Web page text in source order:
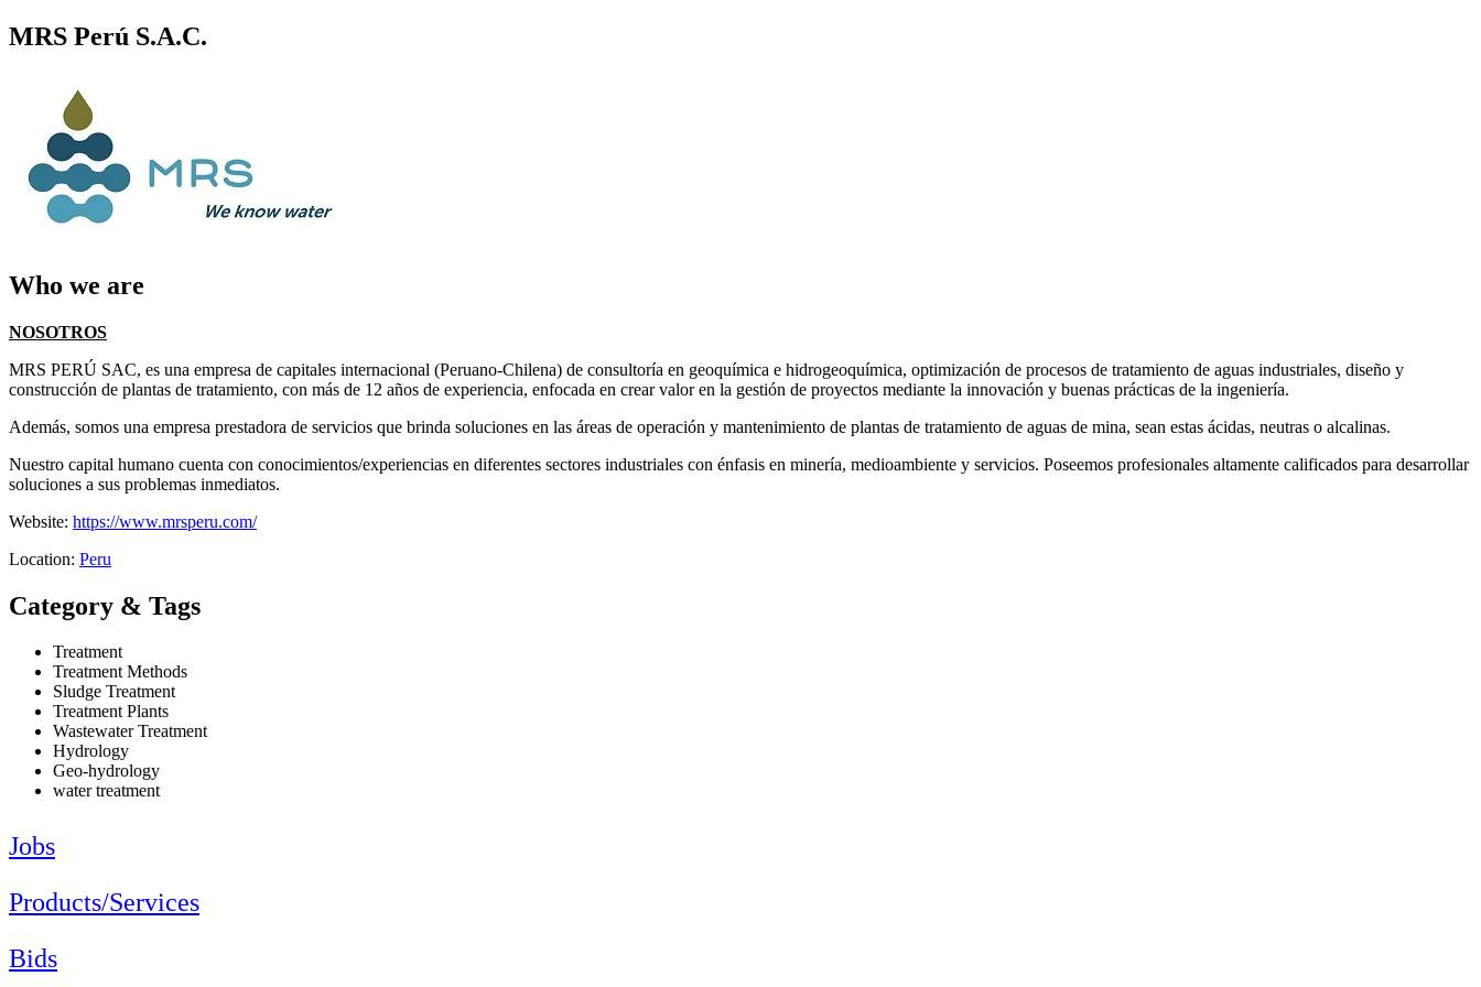
MRS Perú S.A.C.
Who we are
NOSOTROS
MRS PERÚ SAC, es una empresa de capitales internacional (Peruano-Chilena) de consultoría en geoquímica e hidrogeoquímica, optimización de procesos de tratamiento de aguas industriales, diseño y
construcción de plantas de tratamiento, con más de 12 años de experiencia, enfocada en crear valor en la gestión de proyectos mediante la innovación y buenas prácticas de la ingeniería.
Además, somos una empresa prestadora de servicios que brinda soluciones en las áreas de operación y mantenimiento de plantas de tratamiento de aguas de mina, sean estas ácidas, neutras o alcalinas.
Nuestro capital humano cuenta con conocimientos/experiencias en diferentes sectores industriales con énfasis en minería, medioambiente y servicios. Poseemos profesionales altamente calificados para desarrollar
soluciones a sus problemas inmediatos.
Website: https://www.mrsperu.com/
Location: Peru
Category & Tags
Treatment
Treatment Methods
Sludge Treatment
Treatment Plants
Wastewater Treatment
Hydrology
Geo-hydrology
water treatment
Jobs
Products/Services
Bids